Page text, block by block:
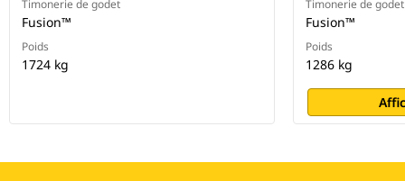
Timonerie de godet
Fusion™
Poids
1724 kg
Timonerie de godet
Fusion™
Poids
1286 kg